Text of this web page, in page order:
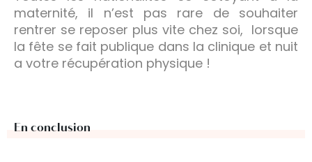
maternité, il n’est pas rare de souhaiter
rentrer se reposer plus vite chez soi, lorsque
la fête se fait publique dans la clinique et nuit
a votre récupération physique !
En conclusion